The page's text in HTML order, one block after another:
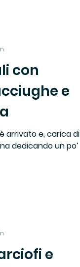
Vino e Cibo
con
e
arrivato e, carica di
dedicando un po’
e